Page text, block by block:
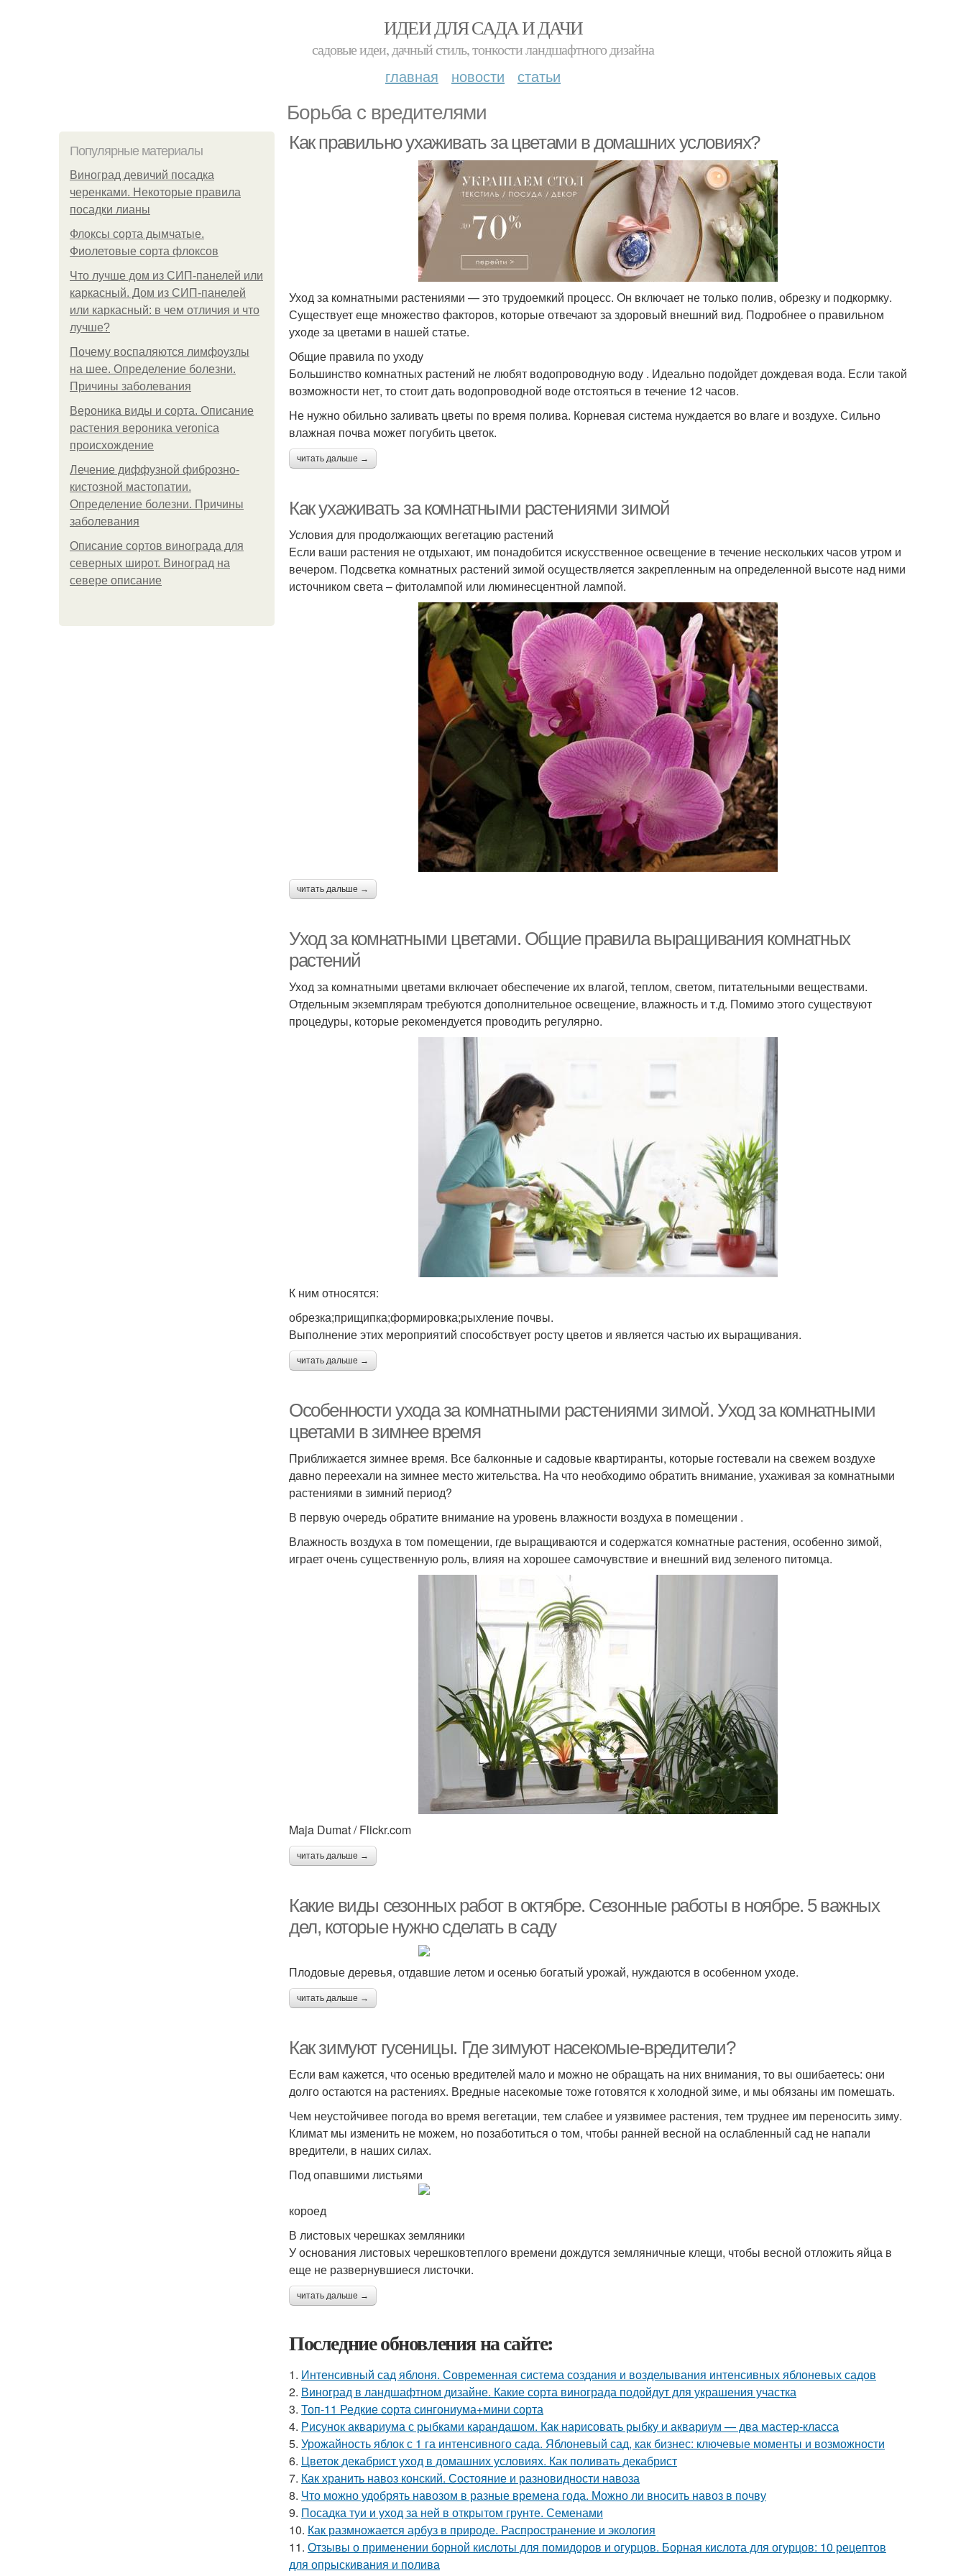
ИДЕИ ДЛЯ САДА И ДАЧИ
садовые идеи, дачный стиль, тонкости ландшафтного дизайна
главная новости статьи
Борьба с вредителями
Популярные материалы
Виноград девичий посадка
черенками. Некоторые правила
посадки лианы
Флоксы сорта дымчатые.
Фиолетовые сорта флоксов
Что лучше дом из СИП-панелей или
каркасный. Дом из СИП-панелей
или каркасный: в чем отличия и что
лучше?
Почему воспаляются лимфоузлы
на шее. Определение болезни.
Причины заболевания
Вероника виды и сорта. Описание
растения вероника veronica
происхождение
Лечение диффузной фиброзно-
кистозной мастопатии.
Определение болезни. Причины
заболевания
Описание сортов винограда для
северных широт. Виноград на
севере описание
Как правильно ухаживать за цветами в домашних условиях?
Уход за комнатными растениями — это трудоемкий процесс. Он включает не только полив, обрезку и подкормку.
Существует еще множество факторов, которые отвечают за здоровый внешний вид. Подробнее о правильном
уходе за цветами в нашей статье.
Общие правила по уходу
Большинство комнатных растений не любят водопроводную воду . Идеально подойдет дождевая вода. Если такой
возможности нет, то стоит дать водопроводной воде отстояться в течение 12 часов.
Не нужно обильно заливать цветы по время полива. Корневая система нуждается во влаге и воздухе. Сильно
влажная почва может погубить цветок.
читать дальше →
Как ухаживать за комнатными растениями зимой
Условия для продолжающих вегетацию растений
Если ваши растения не отдыхают, им понадобится искусственное освещение в течение нескольких часов утром и
вечером. Подсветка комнатных растений зимой осуществляется закрепленным на определенной высоте над ними
источником света – фитолампой или люминесцентной лампой.
читать дальше →
Уход за комнатными цветами. Общие правила выращивания комнатных
растений
Уход за комнатными цветами включает обеспечение их влагой, теплом, светом, питательными веществами.
Отдельным экземплярам требуются дополнительное освещение, влажность и т.д. Помимо этого существуют
процедуры, которые рекомендуется проводить регулярно.
К ним относятся:
обрезка;прищипка;формировка;рыхление почвы.
Выполнение этих мероприятий способствует росту цветов и является частью их выращивания.
читать дальше →
Особенности ухода за комнатными растениями зимой. Уход за комнатными
цветами в зимнее время
Приближается зимнее время. Все балконные и садовые квартиранты, которые гостевали на свежем воздухе
давно переехали на зимнее место жительства. На что необходимо обратить внимание, ухаживая за комнатными
растениями в зимний период?
В первую очередь обратите внимание на уровень влажности воздуха в помещении .
Влажность воздуха в том помещении, где выращиваются и содержатся комнатные растения, особенно зимой,
играет очень существенную роль, влияя на хорошее самочувствие и внешний вид зеленого питомца.
Maja Dumat / Flickr.com
читать дальше →
Какие виды сезонных работ в октябре. Сезонные работы в ноябре. 5 важных
дел, которые нужно сделать в саду
Плодовые деревья, отдавшие летом и осенью богатый урожай, нуждаются в особенном уходе.
читать дальше →
Как зимуют гусеницы. Где зимуют насекомые-вредители?
Если вам кажется, что осенью вредителей мало и можно не обращать на них внимания, то вы ошибаетесь: они
долго остаются на растениях. Вредные насекомые тоже готовятся к холодной зиме, и мы обязаны им помешать.
Чем неустойчивее погода во время вегетации, тем слабее и уязвимее растения, тем труднее им переносить зиму.
Климат мы изменить не можем, но позаботиться о том, чтобы ранней весной на ослабленный сад не напали
вредители, в наших силах.
Под опавшими листьями
короед
В листовых черешках земляники
У основания листовых черешковтеплого времени дождутся земляничные клещи, чтобы весной отложить яйца в
еще не развернувшиеся листочки.
читать дальше →
Последние обновления на сайте:
1. Интенсивный сад яблоня. Современная система создания и возделывания интенсивных яблоневых садов
2. Виноград в ландшафтном дизайне. Какие сорта винограда подойдут для украшения участка
3. Топ-11 Редкие сорта сингониума+мини сорта
4. Рисунок аквариума с рыбками карандашом. Как нарисовать рыбку и аквариум — два мастер-класса
5. Урожайность яблок с 1 га интенсивного сада. Яблоневый сад, как бизнес: ключевые моменты и возможности
6. Цветок декабрист уход в домашних условиях. Как поливать декабрист
7. Как хранить навоз конский. Состояние и разновидности навоза
8. Что можно удобрять навозом в разные времена года. Можно ли вносить навоз в почву
9. Посадка туи и уход за ней в открытом грунте. Семенами
10. Как размножается арбуз в природе. Распространение и экология
11. Отзывы о применении борной кислоты для помидоров и огурцов. Борная кислота для огурцов: 10 рецептов
для опрыскивания и полива